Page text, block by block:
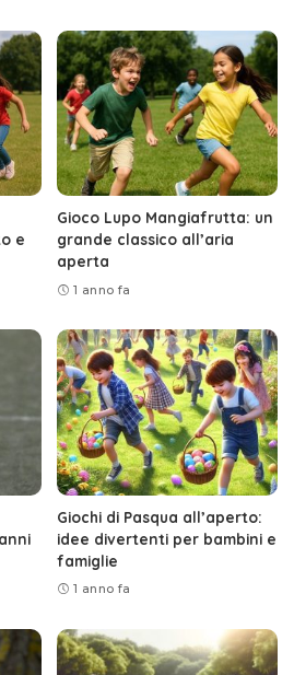
e
Gioco Lupo Mangiafrutta: un
grande classico all’aria
aperta
1 anno fa
Giochi di Pasqua all’aperto:
idee divertenti per bambini e
famiglie
1 anno fa